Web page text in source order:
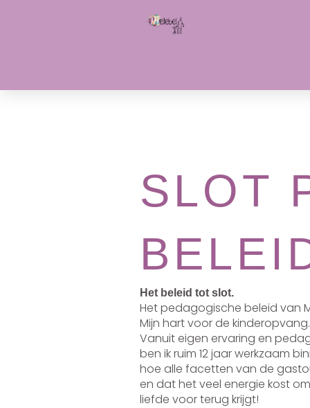
SLOT
Het beleid tot slot.
Het pedagogische beleid van
Mijn hart voor de kinderopvang.
Vanuit eigen ervaring en
ben ik ruim 12 jaar werkzaam
hoe alle facetten van de
en dat het veel energie kost
liefde voor terug krijgt!